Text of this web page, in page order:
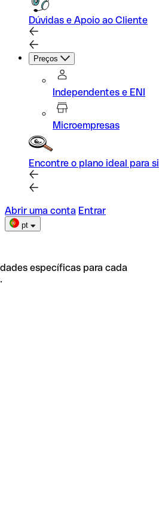
Dúvidas e Apoio ao Cliente
Preços
Independentes e ENI
Microempresas
Encontre o plano ideal para si
Abrir uma conta Entrar
pt
específicas para cada